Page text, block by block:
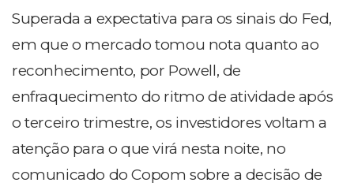
Superada a expectativa para os sinais do Fed,
em que o mercado tomou nota quanto ao
reconhecimento, por Powell, de
enfraquecimento do ritmo de atividade após
o terceiro trimestre, os investidores voltam a
atenção para o que virá nesta noite, no
comunicado do Copom sobre a decisão de